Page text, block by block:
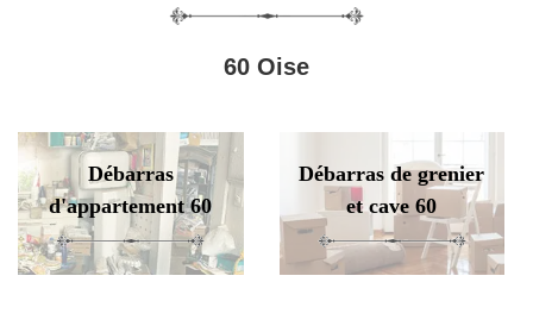
60 Oise
Débarras
d'appartement 60
Débarras de grenier
et cave 60